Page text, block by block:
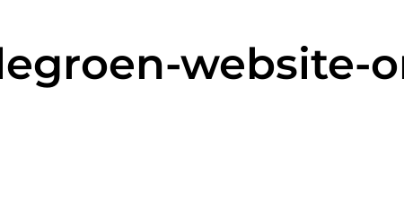
website-